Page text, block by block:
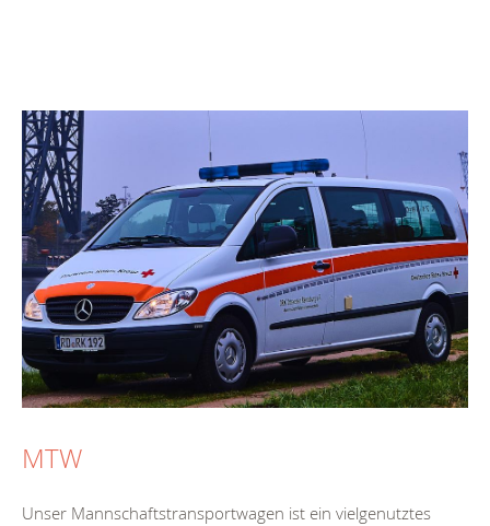
MTW
Unser Mannschaftstransportwagen ist ein vielgenutztes